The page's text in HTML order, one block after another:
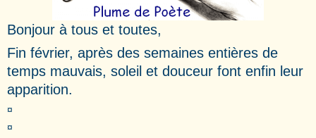
Bonjour à tous et toutes,
Fin février, après des semaines entières de
temps mauvais, soleil et douceur font enfin leur
apparition.
¤
¤